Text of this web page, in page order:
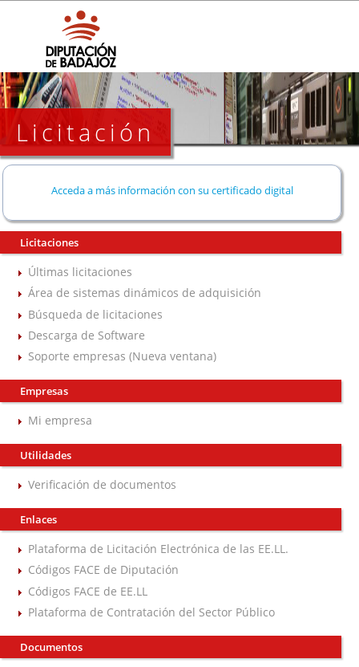
Licitación
Acceda a más información con su certificado digital
Licitaciones
Últimas licitaciones
Área de sistemas dinámicos de adquisición
Búsqueda de licitaciones
Descarga de Software
Soporte empresas (Nueva ventana)
Empresas
Mi empresa
Utilidades
Verificación de documentos
Enlaces
Plataforma de Licitación Electrónica de las EE.LL.
Códigos FACE de Diputación
Códigos FACE de EE.LL
Plataforma de Contratación del Sector Público
Documentos